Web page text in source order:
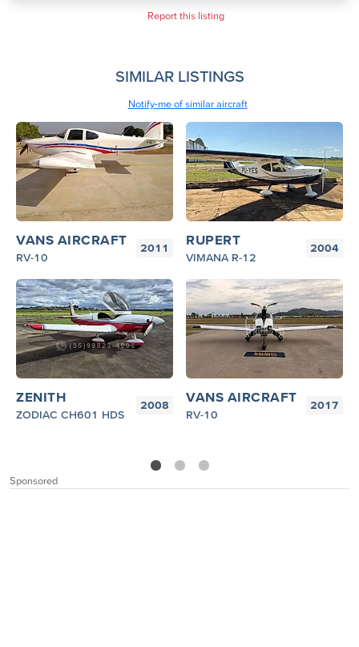
Report this listing
SIMILAR LISTINGS
Notify-me of similar aircraft
VANS AIRCRAFT
RV-10
2011
RUPERT
VIMANA R-12
2004
ZENITH
ZODIAC CH601 HDS
2008
VANS AIRCRAFT
RV-10
2017
1 2 3
Sponsored